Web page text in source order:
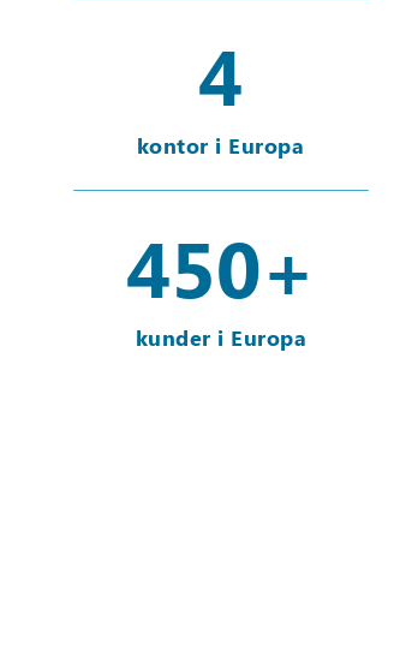
kontor i Europa
4
kunder i Europa
450+